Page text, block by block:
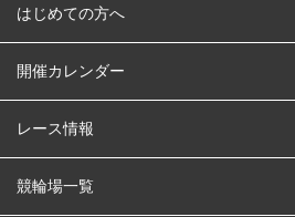
はじめての方へ
はじめての方へ
開催カレンダー
競輪
オートレース
レース情報
レース予想
競輪場一覧